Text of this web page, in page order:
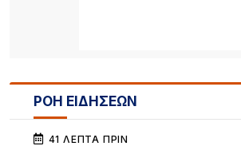
ΡΟΗ ΕΙΔΗΣΕΩΝ
41 ΛΕΠΤΆ ΠΡΙΝ